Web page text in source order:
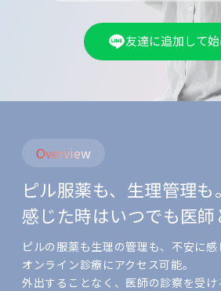
友達に追加して
Overview
ピル服薬も、​生理管理も
感じた​時は​ いつでも​医師
ピルの服薬も生理の管理も、不安に
オンライン診療にアクセス可能。
外出することなく、医師の診察を受